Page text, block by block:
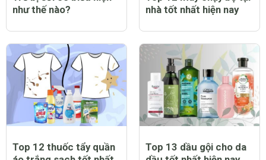
Trẻ bị sởi có biểu hiện
như thế nào?
Top 12 máy chạy bộ tại
nhà tốt nhất hiện nay